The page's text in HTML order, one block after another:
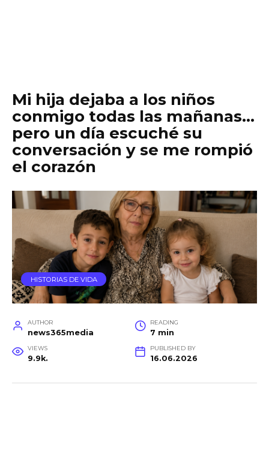
Mi hija dejaba a los niños
conmigo todas las mañanas…
pero un día escuché su
conversación y se me rompió
el corazón
HISTORIAS DE VIDA
AUTHOR
news365media
READING
7 min
VIEWS
9.9k.
PUBLISHED BY
16.06.2026